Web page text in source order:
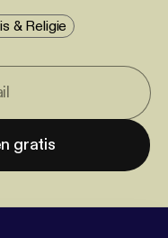
& Religie
gratis